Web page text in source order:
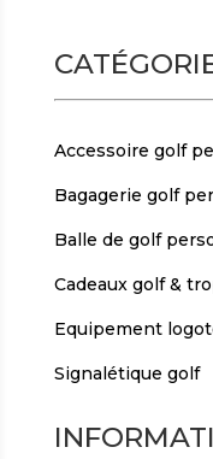
Accessoire golf
Bagagerie golf
Balle de golf
Cadeaux golf &
Equipement
Signalétique golf